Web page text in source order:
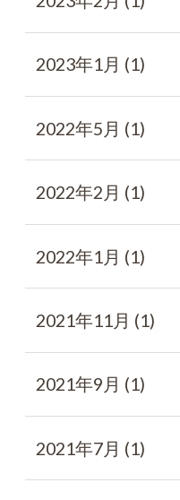
2023年1月 (1)
2022年5月 (1)
2022年2月 (1)
2022年1月 (1)
2021年11月 (1)
2021年9月 (1)
2021年7月 (1)